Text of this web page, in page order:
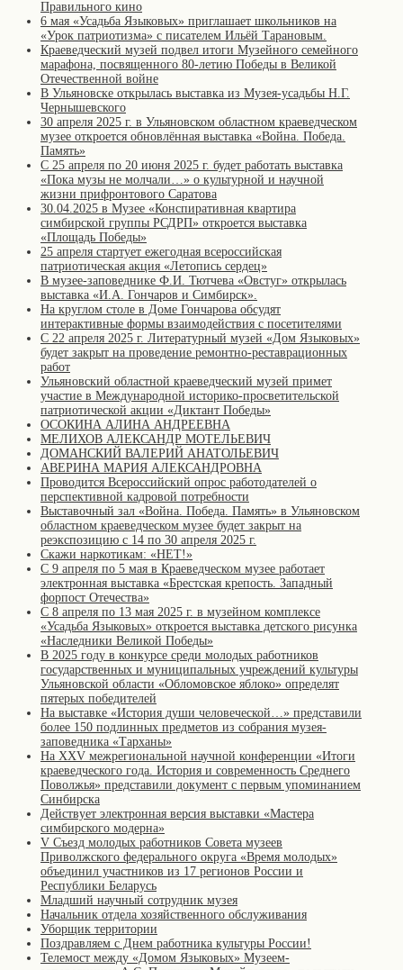
Правильного кино
6 мая «Усадьба Языковых» приглашает школьников на
«Урок патриотизма» с писателем Ильёй Тарановым.
Краеведческий музей подвел итоги Музейного семейного
марафона, посвященного 80-летию Победы в Великой
Отечественной войне
В Ульяновске открылась выставка из Музея-усадьбы Н.Г.
Чернышевского
30 апреля 2025 г. в Ульяновском областном краеведческом
музее откроется обновлённая выставка «Война. Победа.
Память»
С 25 апреля по 20 июня 2025 г. будет работать выставка
«Пока музы не молчали…» о культурной и научной
жизни прифронтового Саратова
30.04.2025 в Музее «Конспиративная квартира
симбирской группы РСДРП» откроется выставка
«Площадь Победы»
25 апреля стартует ежегодная всероссийская
патриотическая акция «Летопись сердец»
В музее-заповеднике Ф.И. Тютчева «Овстуг» открылась
выставка «И.А. Гончаров и Симбирск».
На круглом столе в Доме Гончарова обсудят
интерактивные формы взаимодействия с посетителями
С 22 апреля 2025 г. Литературный музей «Дом Языковых»
будет закрыт на проведение ремонтно-реставрационных
работ
Ульяновский областной краеведческий музей примет
участие в Международной историко-просветительской
патриотической акции «Диктант Победы»
ОСОКИНА АЛИНА АНДРЕЕВНА
МЕЛИХОВ АЛЕКСАНДР МОТЕЛЬЕВИЧ
ДОМАНСКИЙ ВАЛЕРИЙ АНАТОЛЬЕВИЧ
АВЕРИНА МАРИЯ АЛЕКСАНДРОВНА
Проводится Всероссийский опрос работодателей о
перспективной кадровой потребности
Выставочный зал «Война. Победа. Память» в Ульяновском
областном краеведческом музее будет закрыт на
реэкспозицию с 14 по 30 апреля 2025 г.
Скажи наркотикам: «НЕТ!»
С 9 апреля по 5 мая в Краеведческом музее работает
электронная выставка «Брестская крепость. Западный
форпост Отечества»
С 8 апреля по 13 мая 2025 г. в музейном комплексе
«Усадьба Языковых» откроется выставка детского рисунка
«Наследники Великой Победы»
В 2025 году в конкурсе среди молодых работников
государственных и муниципальных учреждений культуры
Ульяновской области «Обломовское яблоко» определят
пятерых победителей
На выставке «История души человеческой…» представили
более 150 подлинных предметов из собрания музея-
заповедника «Тарханы»
На XXV межрегиональной научной конференции «Итоги
краеведческого года. История и современность Среднего
Поволжья» представили документ с первым упоминанием
Синбирска
Действует электронная версия выставки «Мастера
симбирского модерна»
V Съезд молодых работников Совета музеев
Приволжского федерального округа «Время молодых»
объединил участников из 17 регионов России и
Республики Беларусь
Младший научный сотрудник музея
Начальник отдела хозяйственного обслуживания
Уборщик территории
Поздравляем с Днем работника культуры России!
Телемост между «Домом Языковых» Музеем-